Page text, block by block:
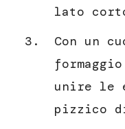
lato
Con un
unire le
pizzico